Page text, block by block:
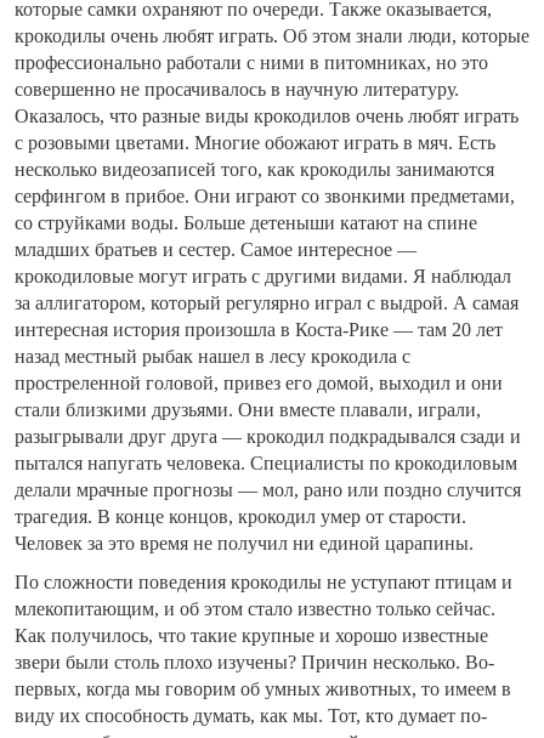
которые самки охраняют по очереди. Также оказывается,
крокодилы очень любят играть. Об этом знали люди, которые
профессионально работали с ними в питомниках, но это
совершенно не просачивалось в научную литературу.
Оказалось, что разные виды крокодилов очень любят играть
с розовыми цветами. Многие обожают играть в мяч. Есть
несколько видеозаписей того, как крокодилы занимаются
серфингом в прибое. Они играют со звонкими предметами,
со струйками воды. Больше детеныши катают на спине
младших братьев и сестер. Самое интересное —
крокодиловые могут играть с другими видами. Я наблюдал
за аллигатором, который регулярно играл с выдрой. А самая
интересная история произошла в Коста-Рике — там 20 лет
назад местный рыбак нашел в лесу крокодила с
простреленной головой, привез его домой, выходил и они
стали близкими друзьями. Они вместе плавали, играли,
разыгрывали друг друга — крокодил подкрадывался сзади и
пытался напугать человека. Специалисты по крокодиловым
делали мрачные прогнозы — мол, рано или поздно случится
трагедия. В конце концов, крокодил умер от старости.
Человек за это время не получил ни единой царапины.
По сложности поведения крокодилы не уступают птицам и
млекопитающим, и об этом стало известно только сейчас.
Как получилось, что такие крупные и хорошо известные
звери были столь плохо изучены? Причин несколько. Во-
первых, когда мы говорим об умных животных, то имеем в
виду их способность думать, как мы. Тот, кто думает по-